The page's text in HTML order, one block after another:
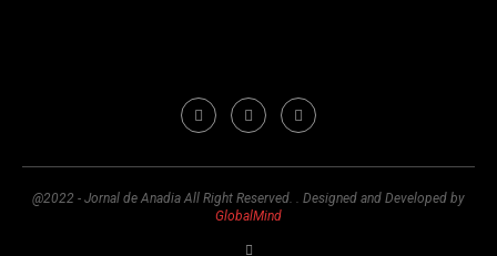
@2022 - Jornal de Anadia All Right Reserved. . Designed and Developed by
GlobalMind